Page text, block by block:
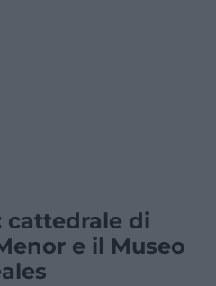
cattedrale di
e il Museo